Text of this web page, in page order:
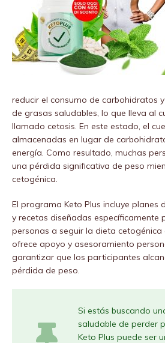
reducir el consumo de carbohidratos
de grasas saludables, lo que lleva al
llamado cetosis. En este estado, el
almacenadas en lugar de
energía. Como resultado, muchas
una pérdida significativa de peso
cetogénica.
El programa Keto Plus incluye planes
y recetas diseñadas específicamente
personas a seguir la dieta cetogénica
ofrece apoyo y asesoramiento
garantizar que los participantes
pérdida de peso.
Si estás buscando
saludable de perder
Keto Plus puede ser